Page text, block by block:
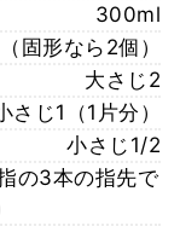
300ml
固形なら2個）
大さじ2
さじ1（1片分）
小さじ1/2
の3本の指先で